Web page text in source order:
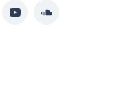
YouTubeSoundcloud